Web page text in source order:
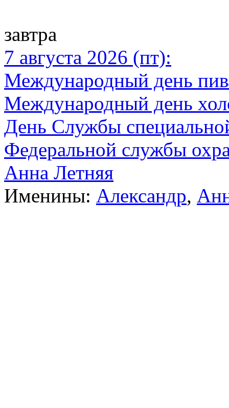
завтра
7 августа 2026 (пт):
Международный день
Международный день
День Службы
Федеральной службы
Анна Летняя
Именины: Александр,